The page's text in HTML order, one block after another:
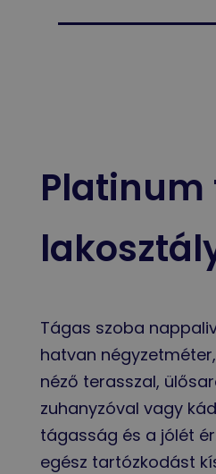
Tágas szoba
hatvan
néző terasszal,
zuhanyzóval vagy
tágasság és a jólét
egész tartózkodást